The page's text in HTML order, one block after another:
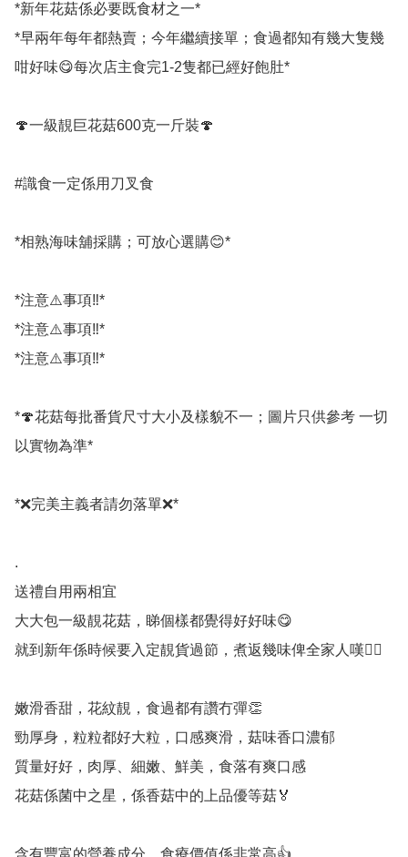
*新年花菇係必要既食材之一*
*早兩年每年都熱賣；今年繼續接單；食過都知有幾大隻幾
咁好味😋每次店主食完1-2隻都已經好飽肚*
🍄一級靚巨花菇600克一斤裝🍄
#識食一定係用刀叉食
*相熟海味舖採購；可放心選購😊*
*注意⚠️事項‼️*
*注意⚠️事項‼️*
*注意⚠️事項‼️*
*🍄花菇每批番貨尺寸大小及樣貌不一；圖片只供參考 一切
以實物為準*
*❌完美主義者請勿落單❌*
.
送禮自用兩相宜
大大包一級靚花菇，睇個樣都覺得好好味😋
就到新年係時候要入定靚貨過節，煮返幾味俾全家人嘆🙋‍♀️
嫩滑香甜，花紋靚，食過都有讚冇彈👏
勁厚身，粒粒都好大粒，口感爽滑，菇味香口濃郁
質量好好，肉厚、細嫩、鮮美，食落有爽口感
花菇係菌中之星，係香菇中的上品優等菇🏅